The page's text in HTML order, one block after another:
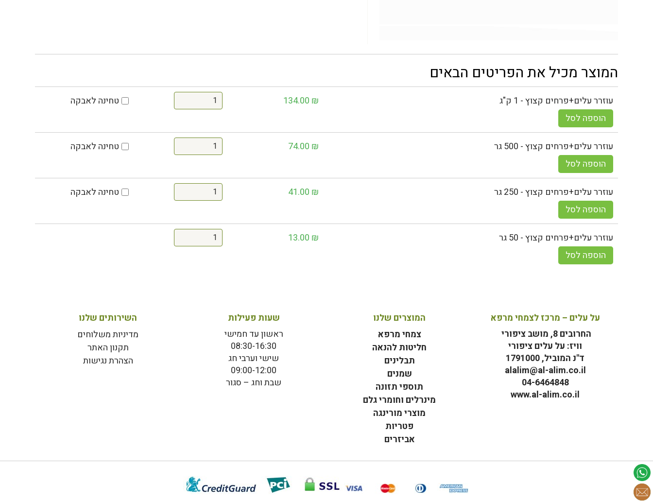
המוצר מכיל את הפריטים הבאים
עוזרר עלים+פרחים קצוץ - 1 ק"ג 134.00 ₪
טחינה לאבקה
הוספה לסל
עוזרר עלים+פרחים קצוץ - 500 גר 74.00 ₪
טחינה לאבקה
הוספה לסל
עוזרר עלים+פרחים קצוץ - 250 גר 41.00 ₪
טחינה לאבקה
הוספה לסל
עוזרר עלים+פרחים קצוץ - 50 גר 13.00 ₪
הוספה לסל
על עלים – מרכז לצמחי מרפא
החרובים 8, מושב ציפורי
וויז: על עלים ציפורי
ד"נ המוביל, 1791000
alalim@al-alim.co.il
04-6464848
www.al-alim.co.il
המוצרים שלנו
צמחי מרפא
חליטות להנאה
תבלינים
שמנים
תוספי תזונה
מינרלים וחומרי גלם
מוצרי מורינגה
פטריות
אביזרים
שעות פעילות
ראשון עד חמישי
08:30-16:30
שישי וערבי חג
09:00-12:00
שבת וחג – סגור
השירותים שלנו
מדיניות משלוחים
תקנון האתר
הצהרת נגישות